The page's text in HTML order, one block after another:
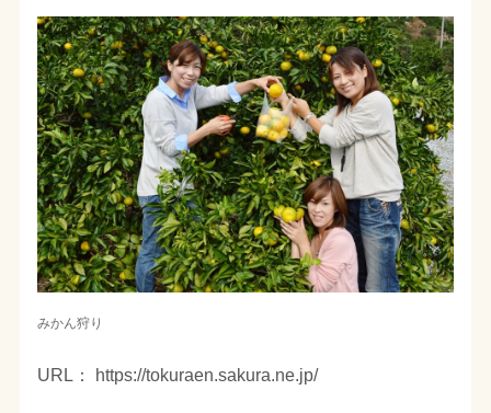
みかん狩り
URL： https://tokuraen.sakura.ne.jp/